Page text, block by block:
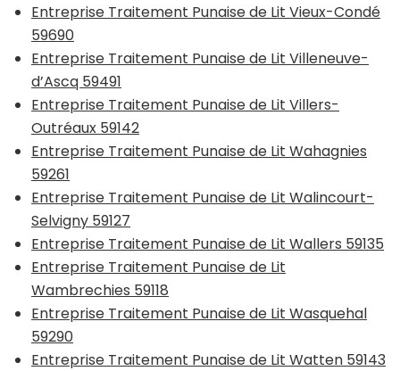
Entreprise Traitement Punaise de Lit Vieux-Condé
59690
Entreprise Traitement Punaise de Lit Villeneuve-
d’Ascq 59491
Entreprise Traitement Punaise de Lit Villers-
Outréaux 59142
Entreprise Traitement Punaise de Lit Wahagnies
59261
Entreprise Traitement Punaise de Lit Walincourt-
Selvigny 59127
Entreprise Traitement Punaise de Lit Wallers 59135
Entreprise Traitement Punaise de Lit
Wambrechies 59118
Entreprise Traitement Punaise de Lit Wasquehal
59290
Entreprise Traitement Punaise de Lit Watten 59143